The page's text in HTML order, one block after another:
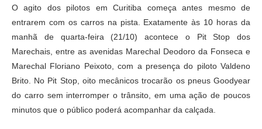
O agito dos pilotos em Curitiba começa antes mesmo de
entrarem com os carros na pista. Exatamente às 10 horas da
manhã de quarta-feira (21/10) acontece o Pit Stop dos
Marechais, entre as avenidas Marechal Deodoro da Fonseca e
Marechal Floriano Peixoto, com a presença do piloto Valdeno
Brito. No Pit Stop, oito mecânicos trocarão os pneus Goodyear
do carro sem interromper o trânsito, em uma ação de poucos
minutos que o público poderá acompanhar da calçada.